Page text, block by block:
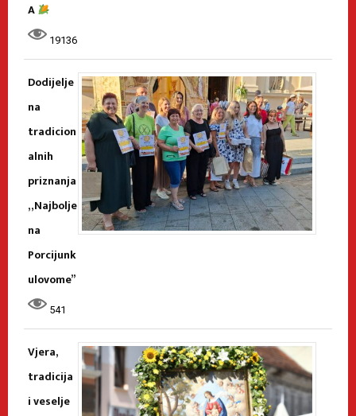
A
19136
Dodijelje
na
tradicion
alnih
priznanja
„Najbolje
na
Porcijunk
ulovome”
541
Vjera,
tradicija
i veselje